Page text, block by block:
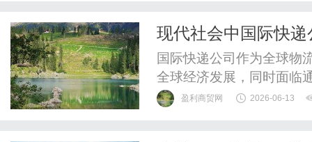
现代社会中国际快
国际快递公司作为全球物
全球经济发展，同时面临
盈利商贸网 2026-06-13